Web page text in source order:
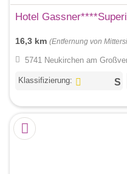
Hotel
16,3 km (Entfernung von
5741 Neukirchen am
Klassifizierung: